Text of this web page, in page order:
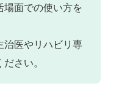
場面での使い方を
治医やリハビリ専
さい。